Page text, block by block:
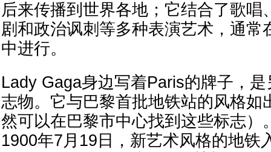
后来传播到世界各地；它结合了歌唱
剧和政治讽刺等多种表演艺术，通常
中进行。
Lady Gaga身边写着Paris的牌子，
志物。它与巴黎首批地铁站的风格如
然可以在巴黎市中心找到这些标志）
1900年7月19日，新艺术风格的地铁